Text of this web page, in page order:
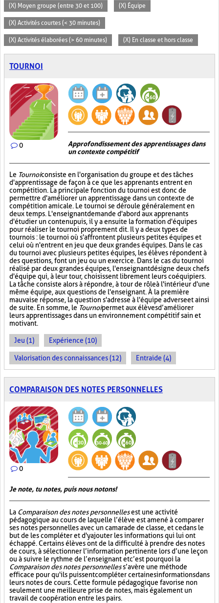
(X) Moyen groupe (entre 30 et 100) (X) Équipe
(X) Activités courtes (< 30 minutes)
(X) Activités élaborées (> 60 minutes) (X) En classe et hors classe
TOURNOI
0
Approfondissement des apprentissages dans
un contexte compétitif
Le Tournoiconsiste en l'organisation du groupe et des tâches
d'apprentissage de façon à ce que les apprenants entrent en
compétition. La principale fonction du tournoi est donc de
permettre d'améliorer un apprentissage dans un contexte de
compétition amicale. Le tournoi se déroule généralement en
deux temps. L'enseignant demande d'abord aux apprenants
d'étudier un contenu puis, il y a ensuite la formation d'équipes
pour réaliser le tournoi proprement dit. Il y a deux types de
tournois : le tournoi où s'affrontent plusieurs petites équipes et
celui où n'entrent en jeu que deux grandes équipes. Dans le cas
du tournoi avec plusieurs petites équipes, les élèves répondent à
des questions, font un jeu ou un exercice. Dans le cas du tournoi
réalisé par deux grandes équipes, l'enseignant désigne deux chefs
d'équipe qui, à leur tour, choisissent librement leurs coéquipiers.
La tâche consiste alors à répondre, à tour de rôle à l'intérieur d'une
même équipe, aux questions de l'enseignant. À la première
mauvaise réponse, la question s'adresse à l'équipe adverse et ainsi
de suite. En somme, le Tournoipermet aux élèves d’améliorer
leurs apprentissages dans un environnement compétitif sain et
motivant.
Jeu (1) Expérience (10)
Valorisation des connaissances (12) Entraide (4)
COMPARAISON DES NOTES PERSONNELLES
0
Je note, tu notes, puis nous notons!
La Comparaison des notes personnellesest une activité
pédagogique au cours de laquelle l’élève est amené à comparer
ses notes personnelles avec un camarade de classe, et ce dans le
but de les compléter et d'y ajouter les informations qui lui ont
échappé. Certains élèves ont de la difficulté à prendre des notes
de cours, à sélectionner l’information pertinente lors d’une leçon
ou à suivre le rythme de l’enseignant et c’est pourquoi la
Comparaison des notes personnelless’avère une méthode
efficace pour qu'ils puissent compléter certaines informations dans
leurs notes de cours. Cette formule pédagogique favorise non
seulement une meilleure prise de notes, mais également un
travail de coopération entre les pairs.